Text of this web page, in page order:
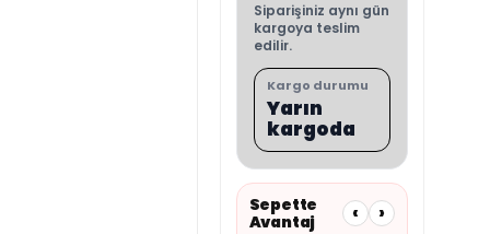
Siparişiniz aynı gün
kargoya teslim
edilir.
Kargo durumu
Yarın
kargoda
Sepette
Avantaj
‹ ›